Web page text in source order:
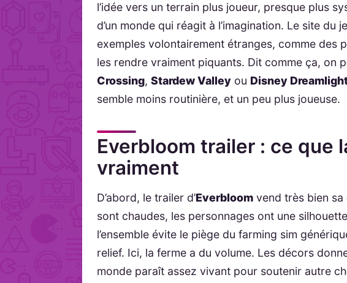
l’idée vers un terrain plus joueur, presque plus
d’un monde qui réagit à l’imagination. Le site du
exemples volontairement étranges, comme des
les rendre vraiment piquants. Dit comme ça, on
Crossing,Stardew Valley ou Disney
semble moins routinière, et un peu plus joueuse.
Everbloom trailer : ce que
vraiment
D’abord, le trailer d’Everbloom vend très bien
sont chaudes, les personnages ont une
l’ensemble évite le piège du farming sim
relief. Ici, la ferme a du volume. Les décors
monde paraît assez vivant pour soutenir autre